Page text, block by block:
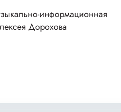
информационная
Дорохова